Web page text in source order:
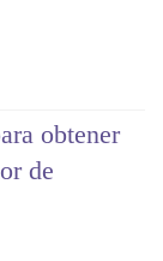
obtener
de